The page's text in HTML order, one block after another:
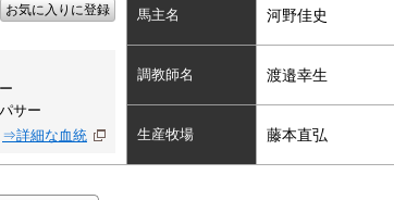
お気に入りに登録
サー
⇒詳細な血統
馬主名 河野佳史
調教師名 渡邉幸生
生産牧場 藤本直弘